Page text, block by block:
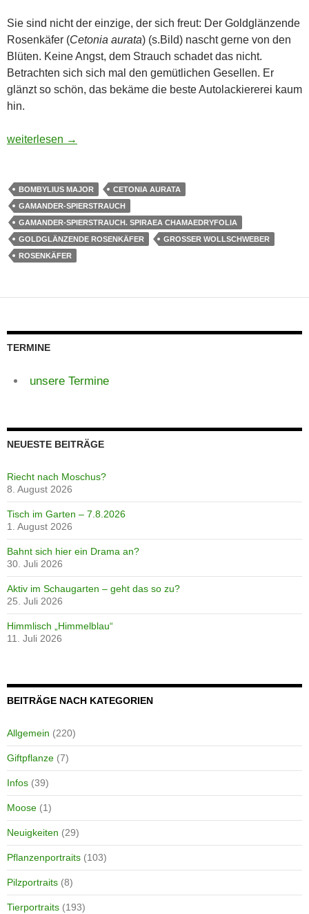
Sie sind nicht der einzige, der sich freut: Der Goldglänzende
Rosenkäfer (Cetonia aurata) (s.Bild) nascht gerne von den
Blüten. Keine Angst, dem Strauch schadet das nicht.
Betrachten sich sich mal den gemütlichen Gesellen. Er
glänzt so schön, das bekäme die beste Autolackiererei kaum
hin.
Der Tisch ist gedeckt!
weiterlesen →
BOMBYLIUS MAJOR
CETONIA AURATA
GAMANDER-SPIERSTRAUCH
GAMANDER-SPIERSTRAUCH. SPIRAEA CHAMAEDRYFOLIA
GOLDGLÄNZENDE ROSENKÄFER
GROSSER WOLLSCHWEBER
ROSENKÄFER
TERMINE
unsere Termine
NEUESTE BEITRÄGE
Riecht nach Moschus?
8. August 2026
Tisch im Garten – 7.8.2026
1. August 2026
Bahnt sich hier ein Drama an?
30. Juli 2026
Aktiv im Schaugarten – geht das so zu?
25. Juli 2026
Himmlisch „Himmelblau“
11. Juli 2026
BEITRÄGE NACH KATEGORIEN
Allgemein (220)
Giftpflanze (7)
Infos (39)
Moose (1)
Neuigkeiten (29)
Pflanzenportraits (103)
Pilzportraits (8)
Tierportraits (193)